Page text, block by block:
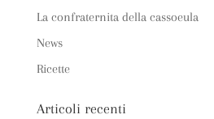
La confraternita della cassoeula
News
Ricette
Articoli recenti